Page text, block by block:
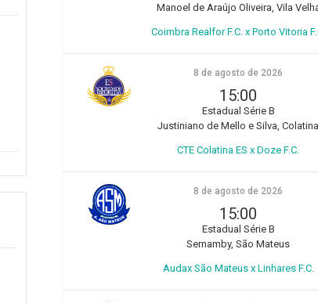
Manoel de Araújo Oliveira, Vila
Coimbra Realfor F.C. x Porto Vitoria
8 de agosto de 2026
15:00
Estadual Série B
Justiniano de Mello e Silva, Colatina
CTE Colatina ES x Doze F.C.
8 de agosto de 2026
15:00
Estadual Série B
Sernamby, São Mateus
Audax São Mateus x Linhares F.C.